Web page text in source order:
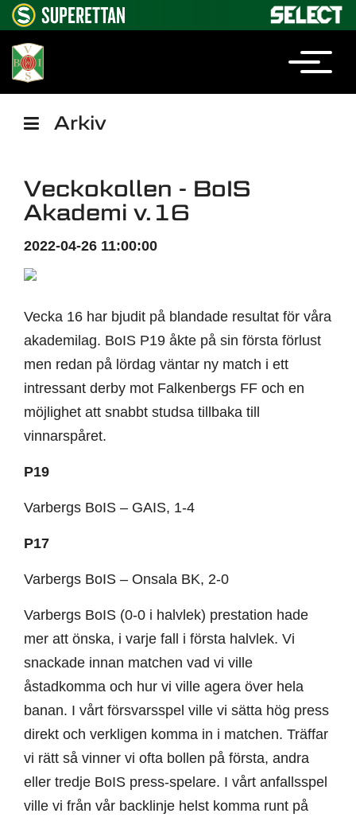
Arkiv
Veckokollen - BoIS
Akademi v.16
2022-04-26 11:00:00
Vecka 16 har bjudit på blandade resultat för våra
akademilag. BoIS P19 åkte på sin första förlust
men redan på lördag väntar ny match i ett
intressant derby mot Falkenbergs FF och en
möjlighet att snabbt studsa tillbaka till
vinnarspåret.
P19
Varbergs BoIS – GAIS, 1-4
P17
Varbergs BoIS – Onsala BK, 2-0
Varbergs BoIS (0-0 i halvlek) prestation hade
mer att önska, i varje fall i första halvlek. Vi
snackade innan matchen vad vi ville
åstadkomma och hur vi ville agera över hela
banan. I vårt försvarsspel ville vi sätta hög press
direkt och verkligen komma in i matchen. Träffar
vi rätt så vinner vi ofta bollen på första, andra
eller tredje BoIS press-spelare. I vårt anfallsspel
ville vi från vår backlinje helst komma runt på